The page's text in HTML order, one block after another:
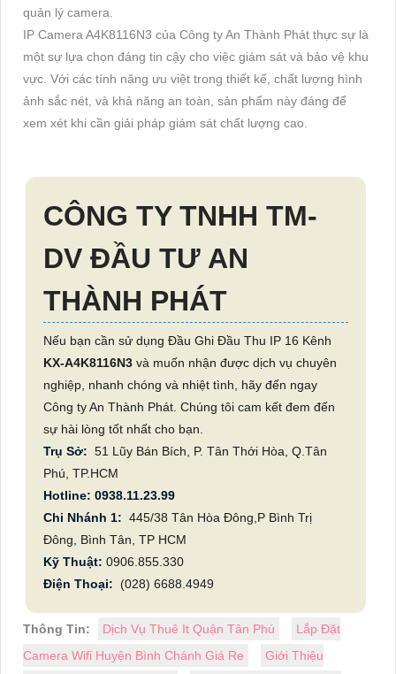
quản lý camera.
IP Camera A4K8116N3 của Công ty An Thành Phát thực sự là
một sự lựa chọn đáng tin cậy cho việc giám sát và bảo vệ khu
vực. Với các tính năng ưu việt trong thiết kế, chất lượng hình
ảnh sắc nét, và khả năng an toàn, sản phẩm này đáng để
xem xét khi cần giải pháp giám sát chất lượng cao.
CÔNG TY TNHH TM-
DV ĐẦU TƯ AN
THÀNH PHÁT
Nếu bạn cần sử dụng Đầu Ghi Đầu Thu IP 16 Kênh
KX-A4K8116N3 và muốn nhận được dịch vụ chuyên
nghiệp, nhanh chóng và nhiệt tình, hãy đến ngay
Công ty An Thành Phát. Chúng tôi cam kết đem đến
sự hài lòng tốt nhất cho bạn.
Trụ Sở: 51 Lũy Bán Bích, P. Tân Thới Hòa, Q.Tân
Phú, TP.HCM
Hotline: 0938.11.23.99
Chi Nhánh 1: 445/38 Tân Hòa Đông,P Bình Trị
Đông, Bình Tân, TP HCM
Kỹ Thuật: 0906.855.330
Điện Thoại:
(028) 6688.4949
Thông Tin: Dịch Vụ Thuê It Quận Tân Phú
Lắp Đặt
Camera Wifi Huyện Bình Chánh Giá Re
Giới Thiệu